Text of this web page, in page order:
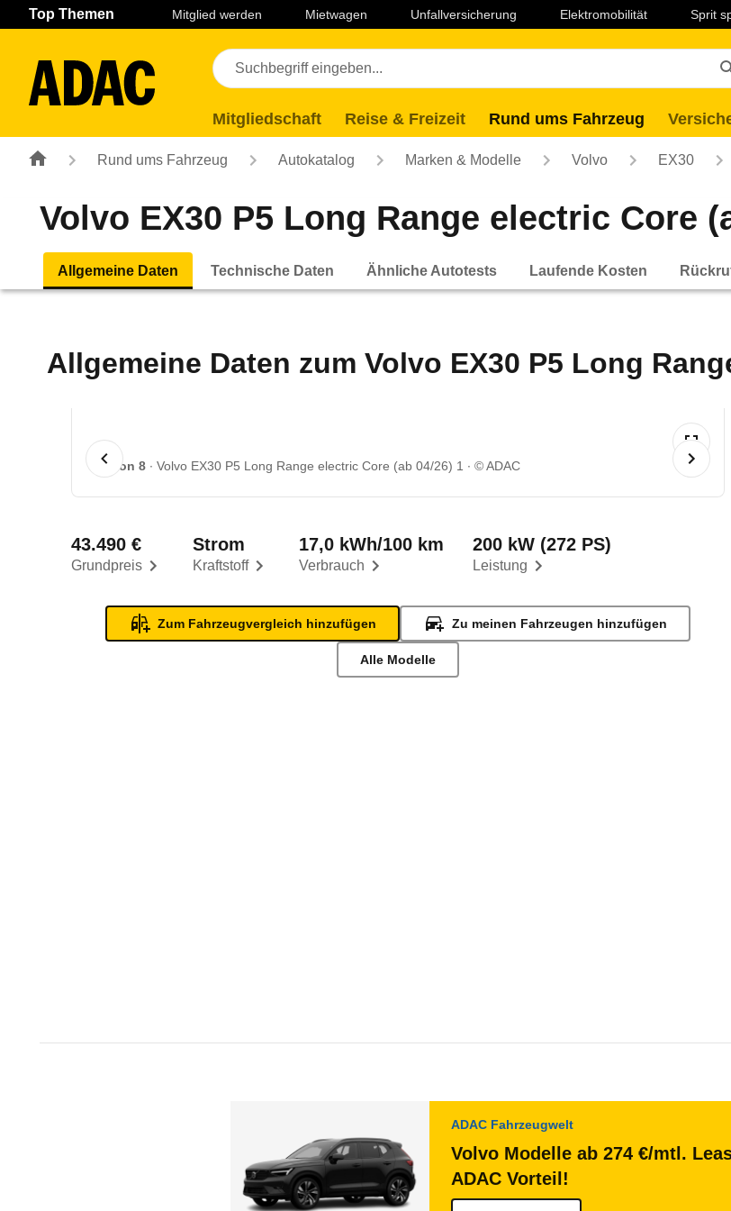
Navigation Seiteninhalt Fußzeile
Top Themen Mitglied werden Mietwagen Unfallversicherung Elektromobilität Sprit
Mitgliedschaft Reise & Freizeit Rund ums Fahrzeug
Rund ums Fahrzeug Autokatalog Marken & Modelle Volvo EX30
Volvo EX30 P5 Long Range electric Core
Allgemeine Daten Technische Daten Ähnliche Autotests Laufende Kosten
Allgemeine Daten zum Volvo EX30 P5 Long
1 von 8 Volvo EX30 P5 Long Range electric Core (ab 04/26) 1 © ADAC
Grundpreis
43.490 €
Kraftstoff
Strom
Verbrauch
17,0 kWh/100 km
Leistung
200 kW (272 PS)
Zum Fahrzeugvergleich hinzufügen Zu meinen Fahrzeugen hinzufügen
Alle Modelle
ADAC Fahrzeugwelt
Volvo Modelle ab 274 €/mtl.
ADAC Vorteil!